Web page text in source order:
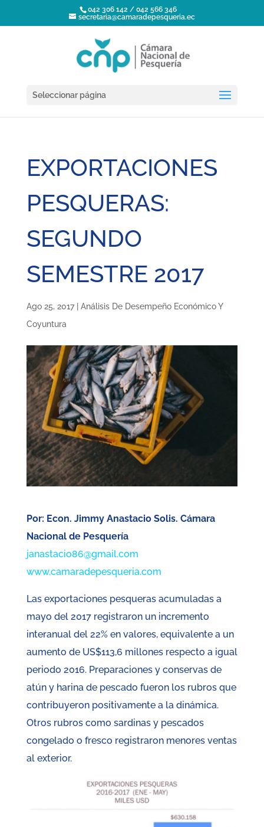
042 306 142 / 042 566 346
secretaria@camaradepesqueria.ec
Seleccionar página
EXPORTACIONES
PESQUERAS:
SEGUNDO
SEMESTRE 2017
Ago 25, 2017| Análisis De Desempeño Económico Y
Coyuntura
Por: Econ. Jimmy Anastacio Solis. Cámara
Nacional de Pesquería
janastacio86@gmail.com
www.camaradepesqueria.com
Las exportaciones pesqueras acumuladas a
mayo del 2017 registraron un incremento
interanual del 22% en valores, equivalente a un
aumento de US$113,6 millones respecto a igual
periodo 2016. Preparaciones y conservas de
atún y harina de pescado fueron los rubros que
contribuyeron positivamente a la dinámica.
Otros rubros como sardinas y pescados
congelado o fresco registraron menores ventas
al exterior.